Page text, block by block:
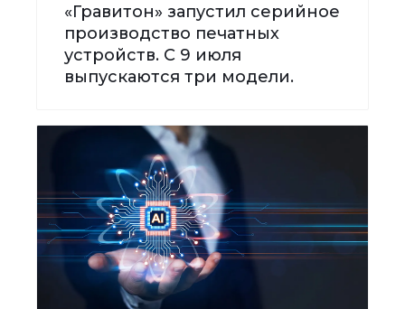
«Гравитон» запустил серийное
производство печатных
устройств. С 9 июля
выпускаются три модели.